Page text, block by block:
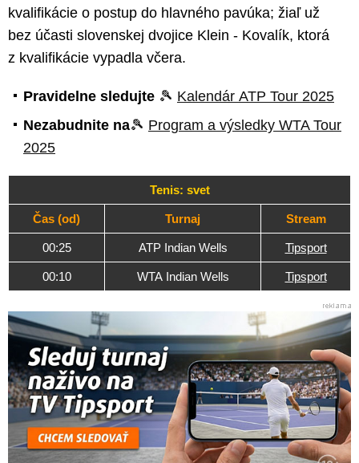
kvalifikácie o postup do hlavného pavúka; žiaľ už
bez účasti slovenskej dvojice Klein - Kovalík, ktorá
z kvalifikácie vypadla včera.
Pravidelne sledujte 🎾 Kalendár ATP Tour 2025
Nezabudnite na🎾 Program a výsledky WTA Tour
2025
Tenis: svet
Čas (od) Turnaj Stream
00:25 ATP Indian Wells Tipsport
00:10 WTA Indian Wells Tipsport